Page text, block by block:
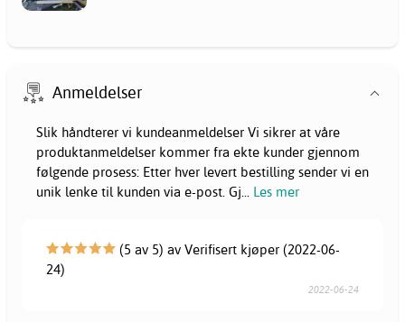
Anmeldelser
Slik håndterer vi kundeanmeldelser Vi sikrer at våre
produktanmeldelser kommer fra ekte kunder gjennom
følgende prosess: Etter hver levert bestilling sender vi en
unik lenke til kunden via e-post. Gj
Les mer
(5 av 5) av Verifisert kjøper (2022-06-
24)
2022-06-24